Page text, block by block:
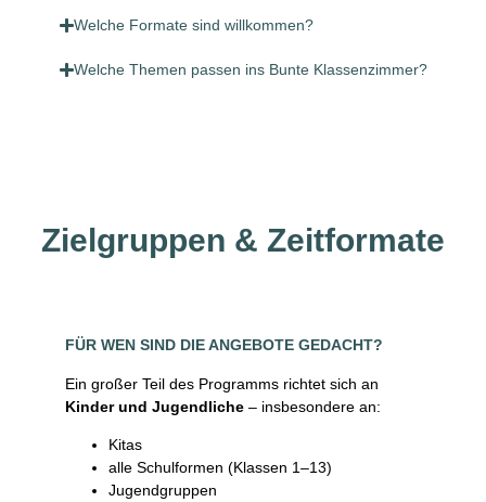
Welche Formate sind willkommen?
Welche Themen passen ins Bunte Klassenzimmer?
Zielgruppen & Zeitformate
FÜR WEN SIND DIE ANGEBOTE GEDACHT?
Ein großer Teil des Programms richtet sich an
Kinder und Jugendliche – insbesondere an:
Kitas
alle Schulformen (Klassen 1–13)
Jugendgruppen